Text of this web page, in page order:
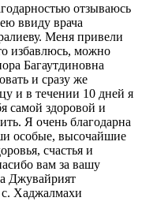
отзываюсь
ввиду врача
Меня привели
избавлюсь, можно
Багаутдиновна
и сразу же
и в течении 10 дней я
самой здоровой и
Я очень благодарна
особые, высочайшие
счастья и
вам за вашу
Джувайрият
Хаджалмахи